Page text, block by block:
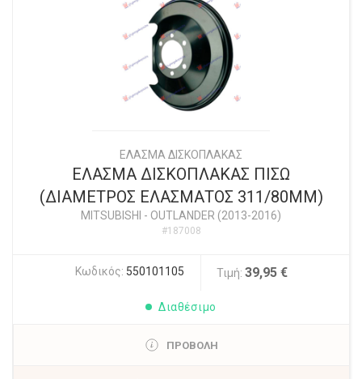
ΕΛΑΣΜΑ ΔΙΣΚΟΠΛΑΚΑΣ
ΕΛΑΣΜΑ ΔΙΣΚΟΠΛΑΚΑΣ ΠΙΣΩ
(ΔΙΑΜΕΤΡΟΣ ΕΛΑΣΜΑΤΟΣ 311/80ΜΜ)
MITSUBISHI - OUTLANDER (2013-2016)
#187008
Κωδικός: 550101105 Τιμή: 39,95 €
Διαθέσιμο
ΠΡΟΒΟΛΗ